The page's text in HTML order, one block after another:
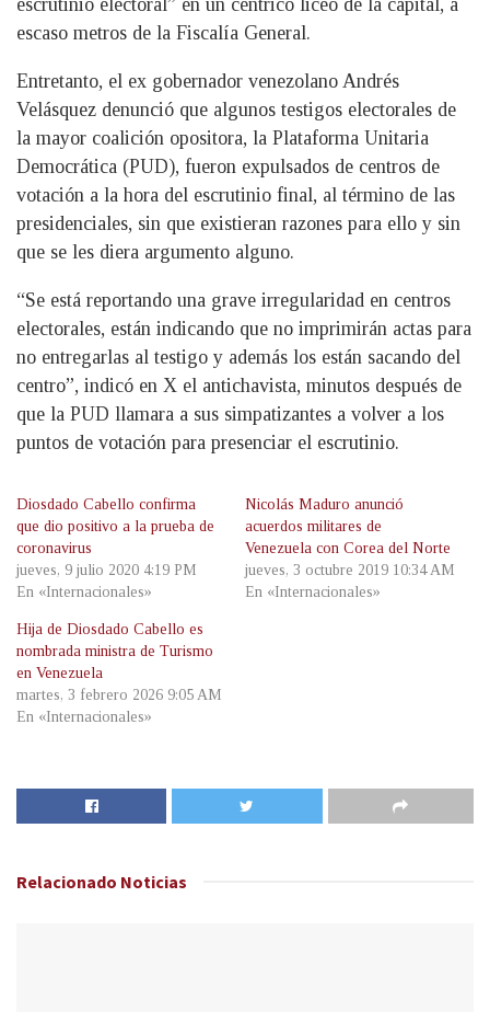
escrutinio electoral” en un céntrico liceo de la capital, a
escaso metros de la Fiscalía General.
Entretanto, el ex gobernador venezolano Andrés
Velásquez denunció que algunos testigos electorales de
la mayor coalición opositora, la Plataforma Unitaria
Democrática (PUD), fueron expulsados de centros de
votación a la hora del escrutinio final, al término de las
presidenciales, sin que existieran razones para ello y sin
que se les diera argumento alguno.
“Se está reportando una grave irregularidad en centros
electorales, están indicando que no imprimirán actas para
no entregarlas al testigo y además los están sacando del
centro”, indicó en X el antichavista, minutos después de
que la PUD llamara a sus simpatizantes a volver a los
puntos de votación para presenciar el escrutinio.
Diosdado Cabello confirma
que dio positivo a la prueba de
coronavirus
jueves, 9 julio 2020 4:19 PM
En «Internacionales»
Nicolás Maduro anunció
acuerdos militares de
Venezuela con Corea del Norte
jueves, 3 octubre 2019 10:34 AM
En «Internacionales»
Hija de Diosdado Cabello es
nombrada ministra de Turismo
en Venezuela
martes, 3 febrero 2026 9:05 AM
En «Internacionales»
Relacionado Noticias